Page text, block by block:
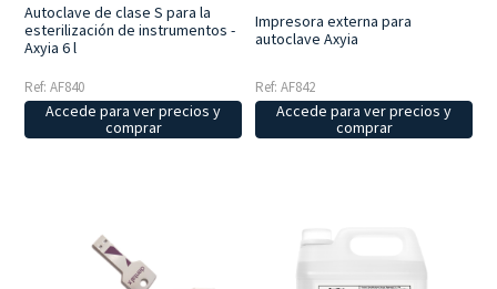
Autoclave de clase S para la
esterilización de instrumentos -
Axyia 6 l
Ref: AF840
Accede para ver precios y
comprar
Impresora externa para
autoclave Axyia
Ref: AF842
Accede para ver precios y
comprar